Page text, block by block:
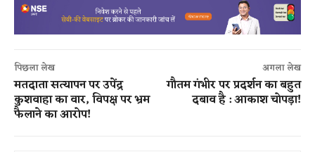
पिछला लेख
मतदाता सत्यापन पर उपेंद्र
कुशवाहा का वार, विपक्ष पर भ्रम
फैलाने का आरोप!
अगला लेख
गौतम गंभीर पर प्रदर्शन का बहुत
दबाव है : आकाश चोपड़ा!